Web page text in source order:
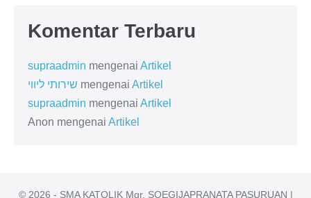
Komentar Terbaru
supraadmin mengenai Artikel
שירותי ליווי mengenai Artikel
supraadmin mengenai Artikel
Anon mengenai Artikel
© 2026 - SMA KATOLIK Mgr. SOEGIJAPRANATA PASURUAN |